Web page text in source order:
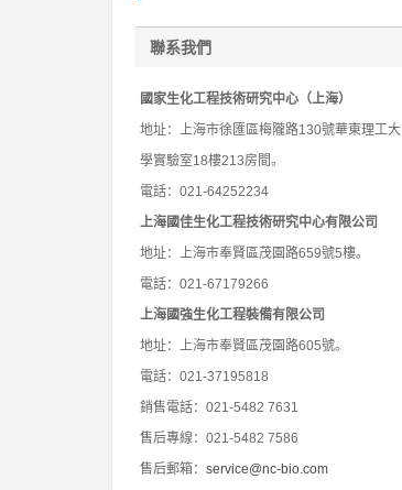
聯系我們
國家生化工程技術研究中心（上海）
地址：上海市徐匯區梅隴路130號華東理工大
學實驗室18樓213房間。
電話：021-64252234
上海國佳生化工程技術研究中心有限公司
地址：上海市奉賢區茂園路659號5樓。
電話：021-67179266
上海國強生化工程裝備有限公司
地址：上海市奉賢區茂園路605號。
電話：021-37195818
銷售電話：021-5482 7631
售后專線：021-5482 7586
售后郵箱： service@nc-bio.com